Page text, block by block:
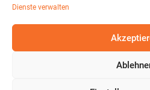
Dienste verwalten
Datenschutzerklärung
© 2026 T-EXO GmbH